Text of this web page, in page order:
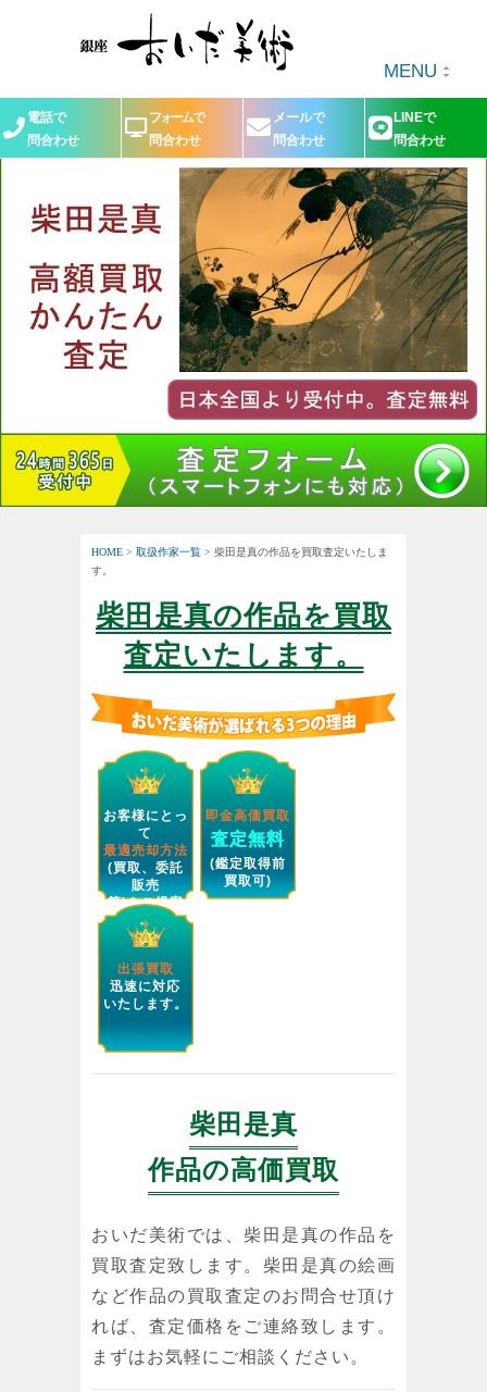
MENU
電話で
問合わせ
フォームで
問合わせ
メールで
問合わせ
LINEで
問合わせ
HOME > 取扱作家一覧 > 柴田是真の作品を買取査定いたしま
す。
柴田是真の作品を買取
査定いたします。
お客様にとっ
て
最適売却方法
(買取、委託
販売
等)をご提案
します。
即金高価買取
査定無料
(鑑定取得前
買取可)
出張買取
迅速に対応
いたします。
柴田是真
作品の高価買取
おいだ美術では、柴田是真の作品を
買取査定致します。柴田是真の絵画
など作品の買取査定のお問合せ頂け
れば、査定価格をご連絡致します。
まずはお気軽にご相談ください。